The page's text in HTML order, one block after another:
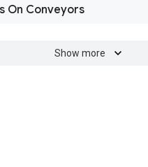
On Conveyors
Show more